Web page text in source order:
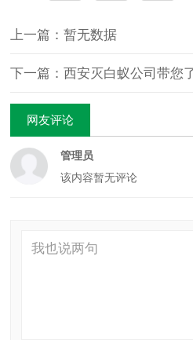
上一篇：暂无数据
下一篇：西安灭白蚁公司带您
网友评论
管理员
该内容暂无评论